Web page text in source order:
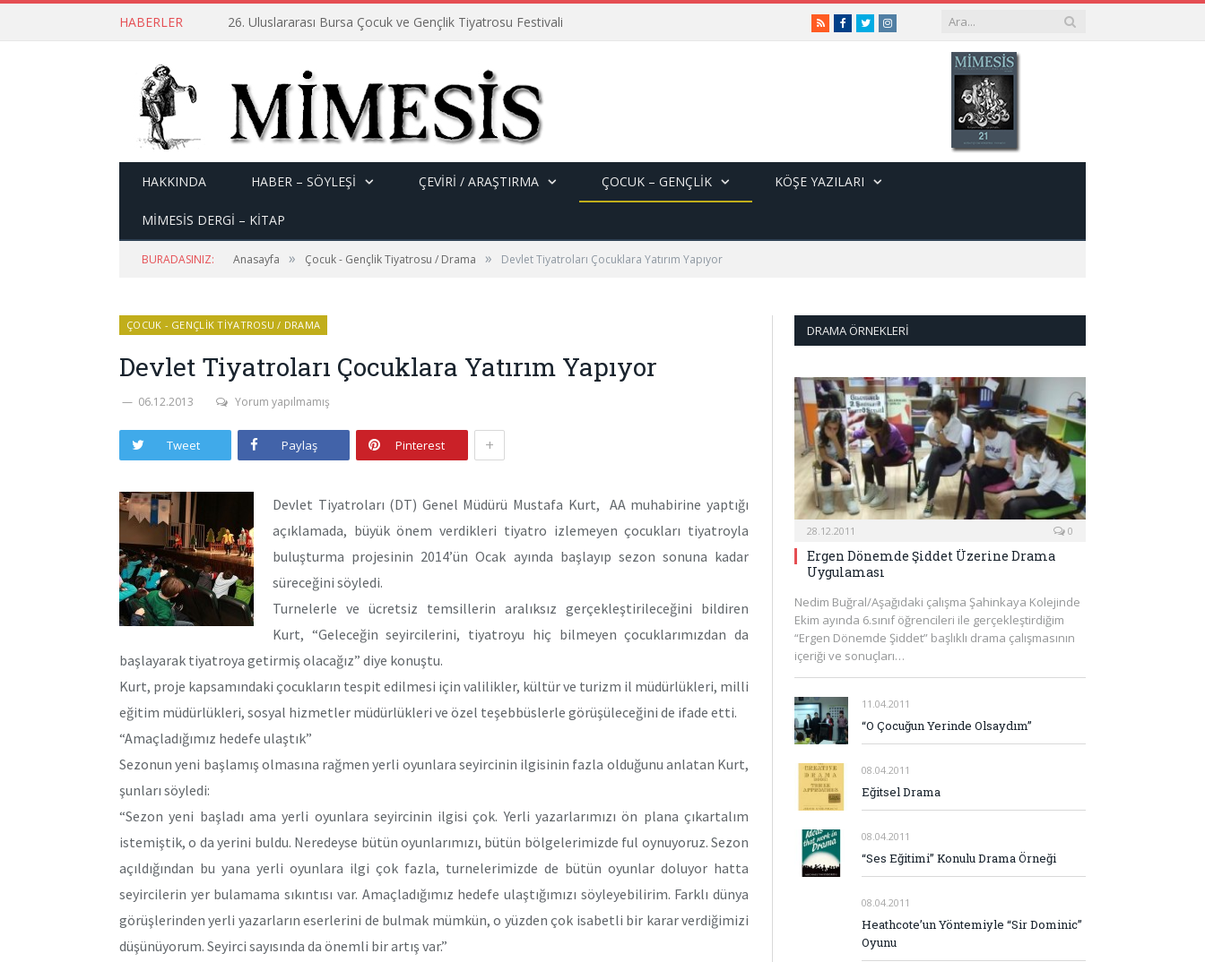
HABERLER 26. Uluslararası Bursa Çocuk ve Gençlik Tiyatrosu Festivali RSSFacebook
TwitterInstagram
HAKKINDA HABER – SÖYLEŞI ÇEVİRİ / ARAŞTIRMA ÇOCUK – GENÇLIK KÖŞE YAZILARI
MİMESİS DERGİ – KİTAP
BURADASINIZ: Anasayfa » Çocuk - Gençlik Tiyatrosu / Drama » Devlet Tiyatroları Çocuklara Yatırım Yapıyor
ÇOCUK - GENÇLIK TIYATROSU / DRAMA
Devlet Tiyatroları Çocuklara Yatırım Yapıyor
06.12.2013 Yorum yapılmamış
Tweet Paylaş Pinterest +
Devlet Tiyatroları (DT) Genel Müdürü Mustafa Kurt, AA muhabirine yaptığı
açıklamada, büyük önem verdikleri tiyatro izlemeyen çocukları tiyatroyla
buluşturma projesinin 2014’ün Ocak ayında başlayıp sezon sonuna kadar
süreceğini söyledi.
Turnelerle ve ücretsiz temsillerin aralıksız gerçekleştirileceğini bildiren
Kurt, “Geleceğin seyircilerini, tiyatroyu hiç bilmeyen çocuklarımızdan da
başlayarak tiyatroya getirmiş olacağız” diye konuştu.
Kurt, proje kapsamındaki çocukların tespit edilmesi için valilikler, kültür ve turizm il müdürlükleri, milli
eğitim müdürlükleri, sosyal hizmetler müdürlükleri ve özel teşebbüslerle görüşüleceğini de ifade etti.
“Amaçladığımız hedefe ulaştık”
Sezonun yeni başlamış olmasına rağmen yerli oyunlara seyircinin ilgisinin fazla olduğunu anlatan Kurt,
şunları söyledi:
“Sezon yeni başladı ama yerli oyunlara seyircinin ilgisi çok. Yerli yazarlarımızı ön plana çıkartalım
istemiştik, o da yerini buldu. Neredeyse bütün oyunlarımızı, bütün bölgelerimizde ful oynuyoruz. Sezon
açıldığından bu yana yerli oyunlara ilgi çok fazla, turnelerimizde de bütün oyunlar doluyor hatta
seyircilerin yer bulamama sıkıntısı var. Amaçladığımız hedefe ulaştığımızı söyleyebilirim. Farklı dünya
görüşlerinden yerli yazarların eserlerini de bulmak mümkün, o yüzden çok isabetli bir karar verdiğimizi
düşünüyorum. Seyirci sayısında da önemli bir artış var.”
DRAMA ÖRNEKLERI
28.12.2011 0
Ergen Dönemde Şiddet Üzerine Drama
Uygulaması
Nedim Buğral/Aşağıdaki çalışma Şahinkaya Kolejinde
Ekim ayında 6.sınıf öğrencileri ile gerçekleştirdiğim
“Ergen Dönemde Şiddet” başlıklı drama çalışmasının
içeriği ve sonuçları…
11.04.2011
“O Çocuğun Yerinde Olsaydım”
08.04.2011
Eğitsel Drama
08.04.2011
“Ses Eğitimi” Konulu Drama Örneği
08.04.2011
Heathcote’un Yöntemiyle “Sir Dominic”
Oyunu